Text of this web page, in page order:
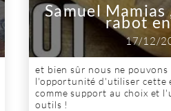
Samuel
rabot
17/12/
et bien sûr nous ne pouvons
l'opportunité d'utiliser cette
comme support au choix et
outils !